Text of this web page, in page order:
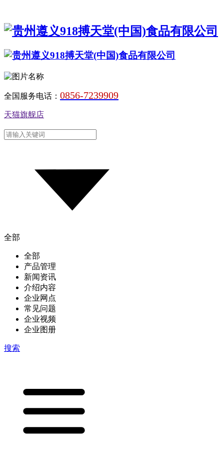
全国服务电话： 0856-7239909
天猫旗舰店
全部
全部
产品管理
新闻资讯
介绍内容
企业网点
常见问题
企业视频
企业图册
搜索